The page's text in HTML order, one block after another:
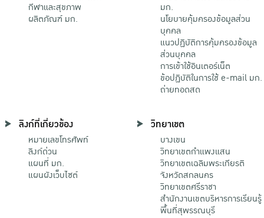
กีฬาและสุขภาพ
ผลิตภัณฑ์ มก.
มก.
นโยบายคุ้มครองข้อมูลส่วน
บุคคล
แนวปฏิบัติการคุ้มครองข้อมูล
ส่วนบุคคล
การเข้าใช้อินเตอร์เน็ต
ข้อปฏิบัติในการใช้ e-mail มก.
ถ่ายทอดสด
ลิงก์ที่เกี่ยวข้อง
หมายเลขโทรศัพท์
ลิงก์ด่วน
แผนที่ มก.
แผนผังเว็บไซต์
วิทยาเขต
บางเขน
วิทยาเขตกําแพงแสน
วิทยาเขตเฉลิมพระเกียรติ
จังหวัดสกลนคร
วิทยาเขตศรีราชา
สำนักงานเขตบริหารการเรียนรู้
พื้นที่สุพรรณบุรี